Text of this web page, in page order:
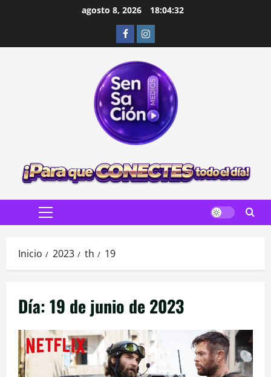
agosto 8, 2026 18:04:34
FacebookInstagram
Menú
Inicio 2023 th 19
Día:19 de junio de 2023